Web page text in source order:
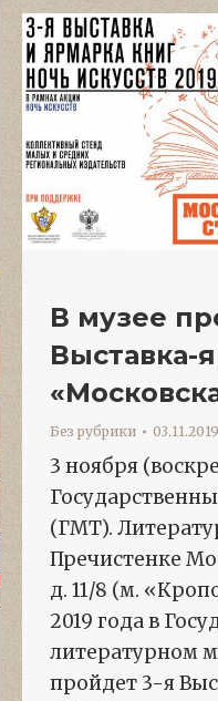
В музее
Выставка-
Без рубрики 03.11.2019
3 ноября
(ГМТ).
Пречистенке
д. 11/8 (м.
2019 года в
литературном
пройдет 3-я